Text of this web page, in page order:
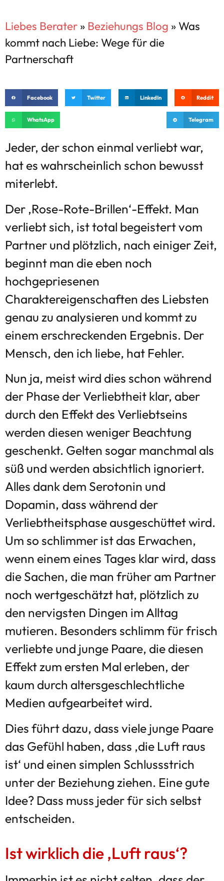
Liebes Berater » Beziehungs Blog »Was
kommt nach Liebe: Wege für die
Partnerschaft
Facebook Twitter LinkedIn Reddit
WhatsApp Telegram
Jeder, der schon einmal verliebt war,
hat es wahrscheinlich schon bewusst
miterlebt.
Der ‚Rose-Rote-Brillen‘-Effekt. Man
verliebt sich, ist total begeistert vom
Partner und plötzlich, nach einiger Zeit,
beginnt man die eben noch
hochgepriesenen
Charaktereigenschaften des Liebsten
genau zu analysieren und kommt zu
einem erschreckenden Ergebnis. Der
Mensch, den ich liebe, hat Fehler.
Nun ja, meist wird dies schon während
der Phase der Verliebtheit klar, aber
durch den Effekt des Verliebtseins
werden diesen weniger Beachtung
geschenkt. Gelten sogar manchmal als
süß und werden absichtlich ignoriert.
Alles dank dem Serotonin und
Dopamin, dass während der
Verliebtheitsphase ausgeschüttet wird.
Um so schlimmer ist das Erwachen,
wenn einem eines Tages klar wird, dass
die Sachen, die man früher am Partner
noch wertgeschätzt hat, plötzlich zu
den nervigsten Dingen im Alltag
mutieren. Besonders schlimm für frisch
verliebte und junge Paare, die diesen
Effekt zum ersten Mal erleben, der
kaum durch altersgeschlechtliche
Medien aufgearbeitet wird.
Dies führt dazu, dass viele junge Paare
das Gefühl haben, dass ‚die Luft raus
ist‘ und einen simplen Schlussstrich
unter der Beziehung ziehen. Eine gute
Idee? Dass muss jeder für sich selbst
entscheiden.
Ist wirklich die ‚Luft raus‘?